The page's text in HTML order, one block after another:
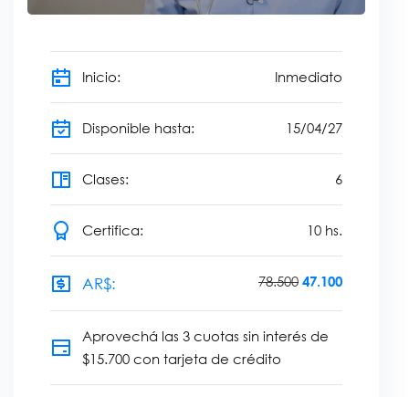
Inicio: Inmediato
Disponible hasta: 15/04/27
Clases: 6
Certifica: 10 hs.
AR$: 78.500 47.100
Aprovechá las 3 cuotas sin interés de
$15.700 con tarjeta de crédito